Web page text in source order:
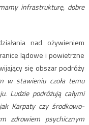
infrastrukturę, dobre
nad ożywieniem
lądowe i powietrzne
się obszar podróży
w stawieniu czoła temu
Ludzie podróżują całymi
Karpaty czy środkowo-
zdrowiem psychicznym